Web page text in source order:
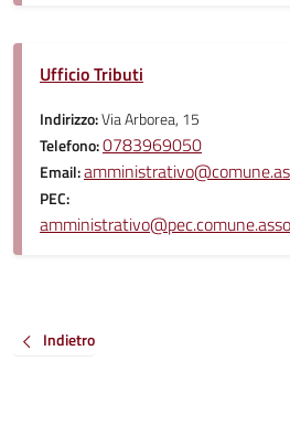
Ufficio Tributi
Indirizzo:Via Arborea, 15
Telefono:0783969050
Email:
PEC:
Indietro